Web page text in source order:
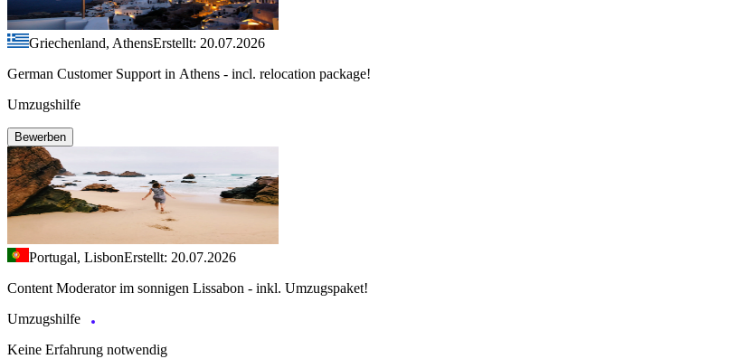
Griechenland, AthensErstellt: 20.07.2026
German Customer Support in Athens - incl. relocation package!
Umzugshilfe
Bewerben
Portugal, LisbonErstellt: 20.07.2026
Content Moderator im sonnigen Lissabon - inkl. Umzugspaket!
Umzugshilfe
Keine Erfahrung notwendig